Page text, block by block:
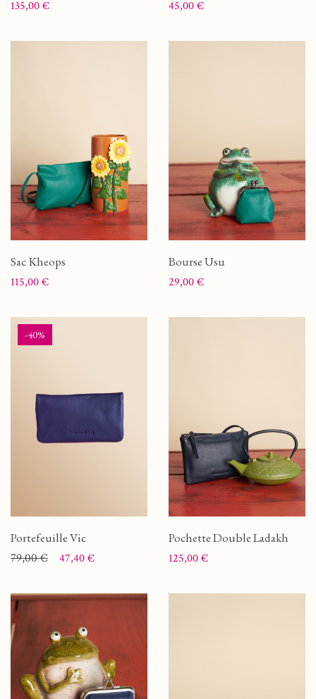
Prix
135,00 € Prix
45,00 €
Sac Kheops
Prix
115,00 €
Bourse Usu
Prix
29,00 €
-40%
Portefeuille Vic
Prix
Prix de base
79,00 € 47,40 €
Pochette Double Ladakh
Prix
125,00 €